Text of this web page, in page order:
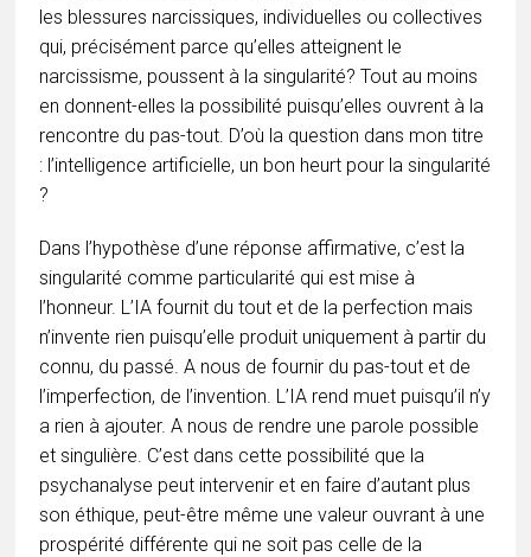
les blessures narcissiques, individuelles ou collectives
qui, précisément parce qu’elles atteignent le
narcissisme, poussent à la singularité? Tout au moins
en donnent-elles la possibilité puisqu’elles ouvrent à la
rencontre du pas-tout. D’où la question dans mon titre
: l’intelligence artificielle, un bon heurt pour la singularité
?
Dans l’hypothèse d’une réponse affirmative, c’est la
singularité comme particularité qui est mise à
l’honneur. L’IA fournit du tout et de la perfection mais
n’invente rien puisqu’elle produit uniquement à partir du
connu, du passé. A nous de fournir du pas-tout et de
l’imperfection, de l’invention. L’IA rend muet puisqu’il n’y
a rien à ajouter. A nous de rendre une parole possible
et singulière. C’est dans cette possibilité que la
psychanalyse peut intervenir et en faire d’autant plus
son éthique, peut-être même une valeur ouvrant à une
prospérité différente qui ne soit pas celle de la